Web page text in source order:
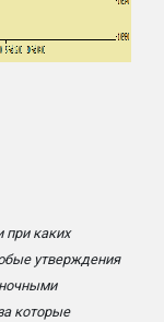
при каких
утверждения
которые